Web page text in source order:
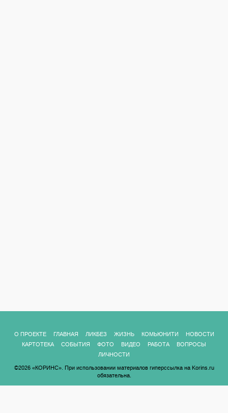
О ПРОЕКТЕ ГЛАВНАЯ ЛИКБЕЗ ЖИЗНЬ КОМЬЮНИТИ
НОВОСТИ
КАРТОТЕКА
СОБЫТИЯ ФОТО ВИДЕО РАБОТА
ВОПРОСЫ
ЛИЧНОСТИ
©2026 «КОРИНС». При использовании материалов гиперссылка на Korins.ru
обязательна.